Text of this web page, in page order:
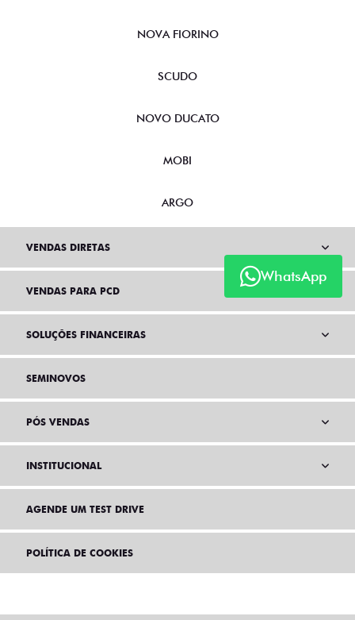
WhatsApp
NOVA FIORINO
SCUDO
NOVO DUCATO
MOBI
ARGO
VENDAS DIRETAS
VENDAS PARA PCD
SOLUÇÕES FINANCEIRAS
SEMINOVOS
PÓS VENDAS
INSTITUCIONAL
AGENDE UM TEST DRIVE
POLÍTICA DE COOKIES